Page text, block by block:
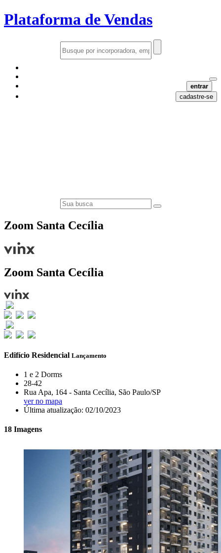
Plataforma de Vendas
entrar
cadastre-se
Zoom Santa Cecília
Zoom Santa Cecília
Edifício Residencial Lançamento
1 e 2 Dorms
28-42
Rua Apa, 164 - Santa Cecília, São Paulo/SP
ver no mapa
Última atualização: 02/10/2023
18 Imagens